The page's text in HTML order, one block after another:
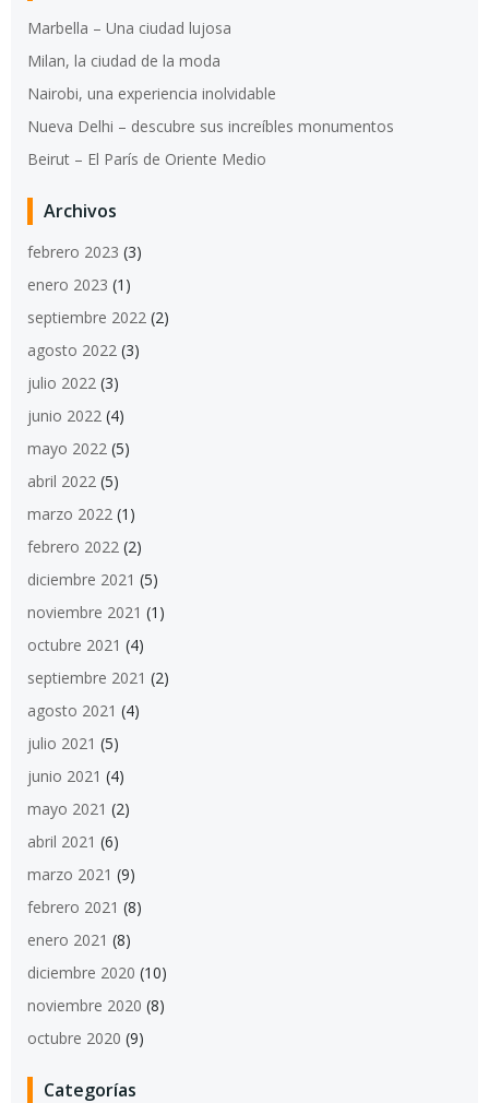
Marbella – Una ciudad lujosa
Milan, la ciudad de la moda
Nairobi, una experiencia inolvidable
Nueva Delhi – descubre sus increíbles monumentos
Beirut – El París de Oriente Medio
Archivos
febrero 2023 (3)
enero 2023 (1)
septiembre 2022 (2)
agosto 2022 (3)
julio 2022 (3)
junio 2022 (4)
mayo 2022 (5)
abril 2022 (5)
marzo 2022 (1)
febrero 2022 (2)
diciembre 2021 (5)
noviembre 2021 (1)
octubre 2021 (4)
septiembre 2021 (2)
agosto 2021 (4)
julio 2021 (5)
junio 2021 (4)
mayo 2021 (2)
abril 2021 (6)
marzo 2021 (9)
febrero 2021 (8)
enero 2021 (8)
diciembre 2020 (10)
noviembre 2020 (8)
octubre 2020 (9)
Categorías